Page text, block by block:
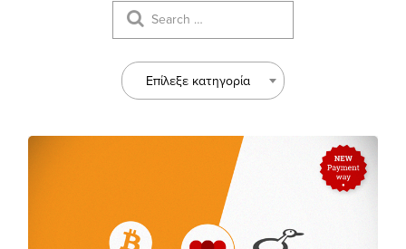
Επίλεξε κατηγορία